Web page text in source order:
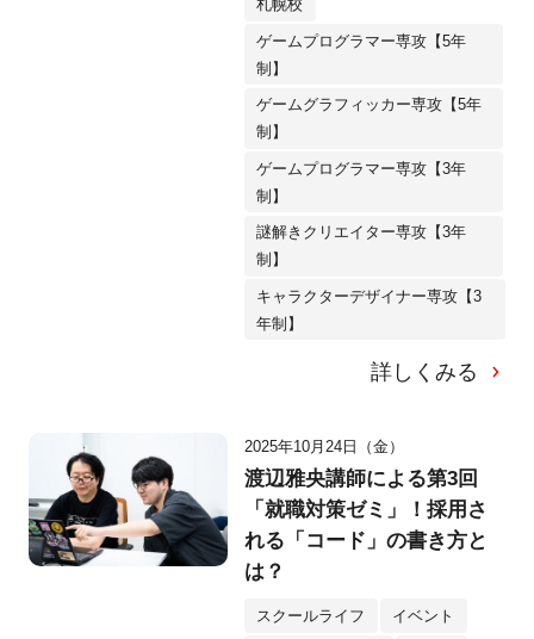
札幌校
ゲームプログラマー専攻【5年
制】
ゲームグラフィッカー専攻【5年
制】
ゲームプログラマー専攻【3年
制】
謎解きクリエイター専攻【3年
制】
キャラクターデザイナー専攻【3
年制】
詳しくみる
2025年10月24日（金）
渡辺雅央講師による第3回
「就職対策ゼミ」！採用さ
れる「コード」の書き方と
は？
スクールライフ イベント